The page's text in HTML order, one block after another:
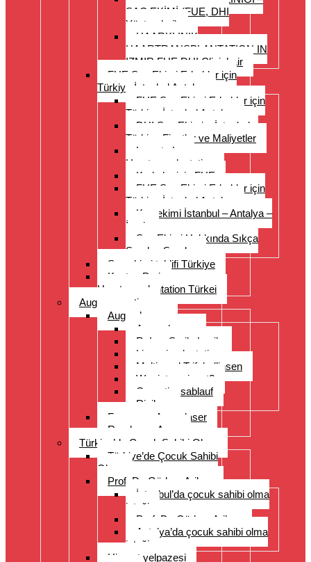
SAÇ EKİMİ (FUE, DHI
Yöntemleri)
HAARKLINIK
HAARTRANSPLANTATION IN
IZMIR FUE DHI Clinichair
FUE Saç Ekimi Erkekler için
Türkiye İstanbul Antalya
FUE Saç Ekimi Erkekler için
Türkiye İstanbul Antalya
DHI Saç Ekimi – İstanbul –
Türkiye Fiyatlar ve Maliyetler
Long to Long
Haartransplantation
Kadınlar için FUE
FUE Saç Ekimi Erkekler için
Türkiye İstanbul Antalya
Kaş ekimi İstanbul – Antalya –
İzmir
Saç Ekimi Hakkında Sıkça
Sorulan Sorular
Saç ekimi teklifi Türkiye
Kosten Preise
Haartransplantation Türkei
Augenoperation
Augen lasern
Augen lasern
ReLex Smile Lasik
Linsenimplantation
Multi- und Trifokallinsen
Wer ist geeignet?
Operationsablauf
Risiken
Fragen zu Augenlaser
Rund ums Auge
Türkiye’de Çocuk Sahibi Olma
Türkiye’de Çocuk Sahibi
Olma
Prof. Dr. Gürkan Arikan
İstanbul’da çocuk sahibi olma
isteği
Prof. Dr. Gürkan Arikan
Antalya’da çocuk sahibi olma
isteği
Hizmet yelpazesi